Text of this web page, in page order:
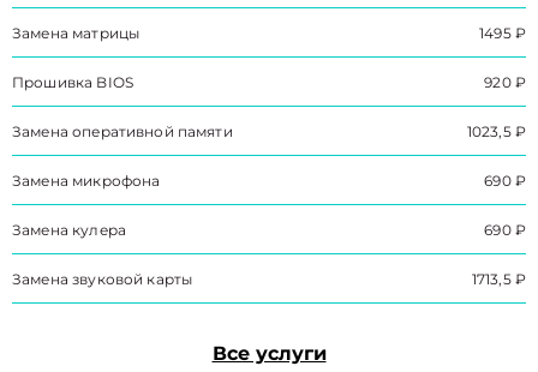
Замена матрицы 1495 ₽
Прошивка BIOS 920 ₽
Замена оперативной памяти 1023,5 ₽
Замена микрофона 690 ₽
Замена кулера 690 ₽
Замена звуковой карты 1713,5 ₽
Все услуги